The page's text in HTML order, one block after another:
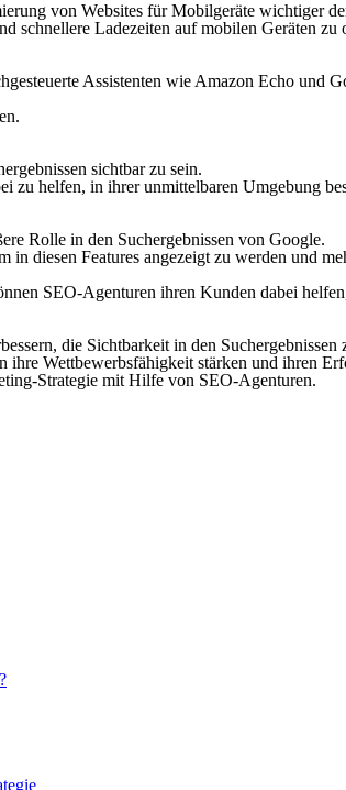
von Websites für Mobilgeräte wichtiger
schnellere Ladezeiten auf mobilen Geräten
Assistenten wie Amazon Echo und
sichtbar zu sein.
zu helfen, in ihrer unmittelbaren Umgebung
Rolle in den Suchergebnissen von Google.
diesen Features angezeigt zu werden und
SEO-Agenturen ihren Kunden dabei
die Sichtbarkeit in den
Wettbewerbsfähigkeit stärken und ihren
Strategie mit Hilfe von SEO-Agenturen.